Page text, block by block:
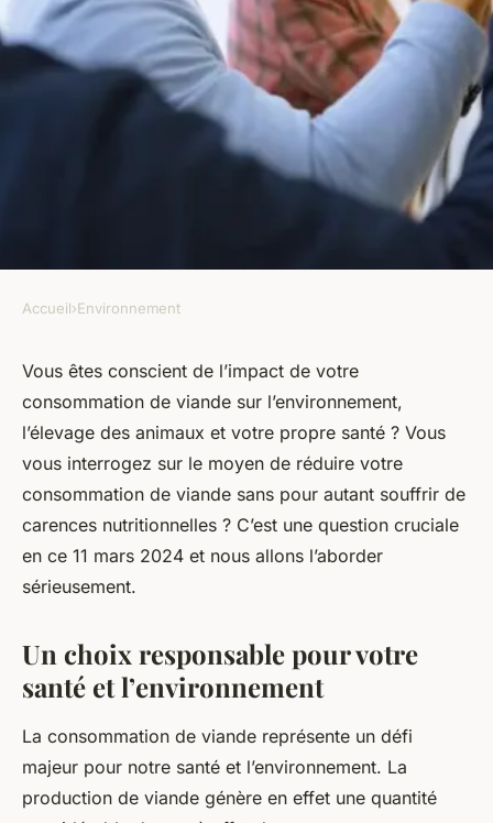
Quelle est la meilleure
stratégie pour réduire la
consommation de viande sans
carences nutritionnelles ?
marie•25 avril 2024•6 min de lecture
Accueil›Environnement
Vous êtes conscient de l’impact de votre
consommation de viande sur l’environnement,
l’élevage des animaux et votre propre santé ? Vous
vous interrogez sur le moyen de réduire votre
consommation de viande sans pour autant souffrir de
carences nutritionnelles ? C’est une question cruciale
en ce 11 mars 2024 et nous allons l’aborder
sérieusement.
Un choix responsable pour votre
santé et l’environnement
La consommation de viande représente un défi
majeur pour notre santé et l’environnement. La
production de viande génère en effet une quantité